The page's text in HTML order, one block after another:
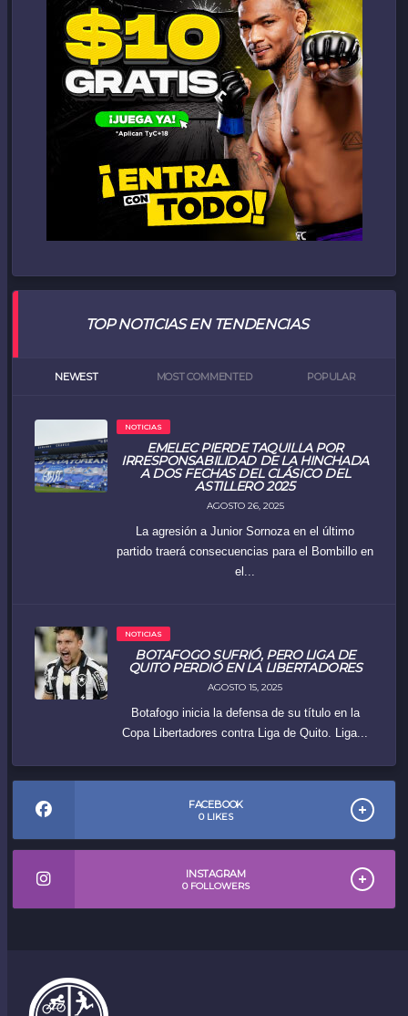
TOP NOTICIAS EN TENDENCIAS
NEWEST MOST COMMENTED POPULAR
NOTICIAS
EMELEC PIERDE TAQUILLA POR
IRRESPONSABILIDAD DE LA HINCHADA
A DOS FECHAS DEL CLÁSICO DEL
ASTILLERO 2025
AGOSTO 26, 2025
La agresión a Junior Sornoza en el último
partido traerá consecuencias para el Bombillo en
el...
NOTICIAS
BOTAFOGO SUFRIÓ, PERO LIGA DE
QUITO PERDIÓ EN LA LIBERTADORES
AGOSTO 15, 2025
Botafogo inicia la defensa de su título en la
Copa Libertadores contra Liga de Quito. Liga...
FACEBOOK
0LIKES
INSTAGRAM
0FOLLOWERS